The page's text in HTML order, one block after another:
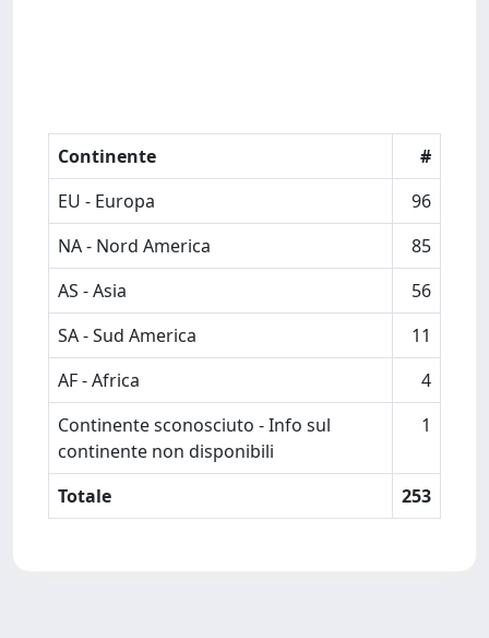
Continente
#
EU - Europa
96
NA - Nord America
85
AS - Asia
56
SA - Sud America
11
AF - Africa
4
Continente sconosciuto - Info sul
continente non disponibili
1
Totale 253